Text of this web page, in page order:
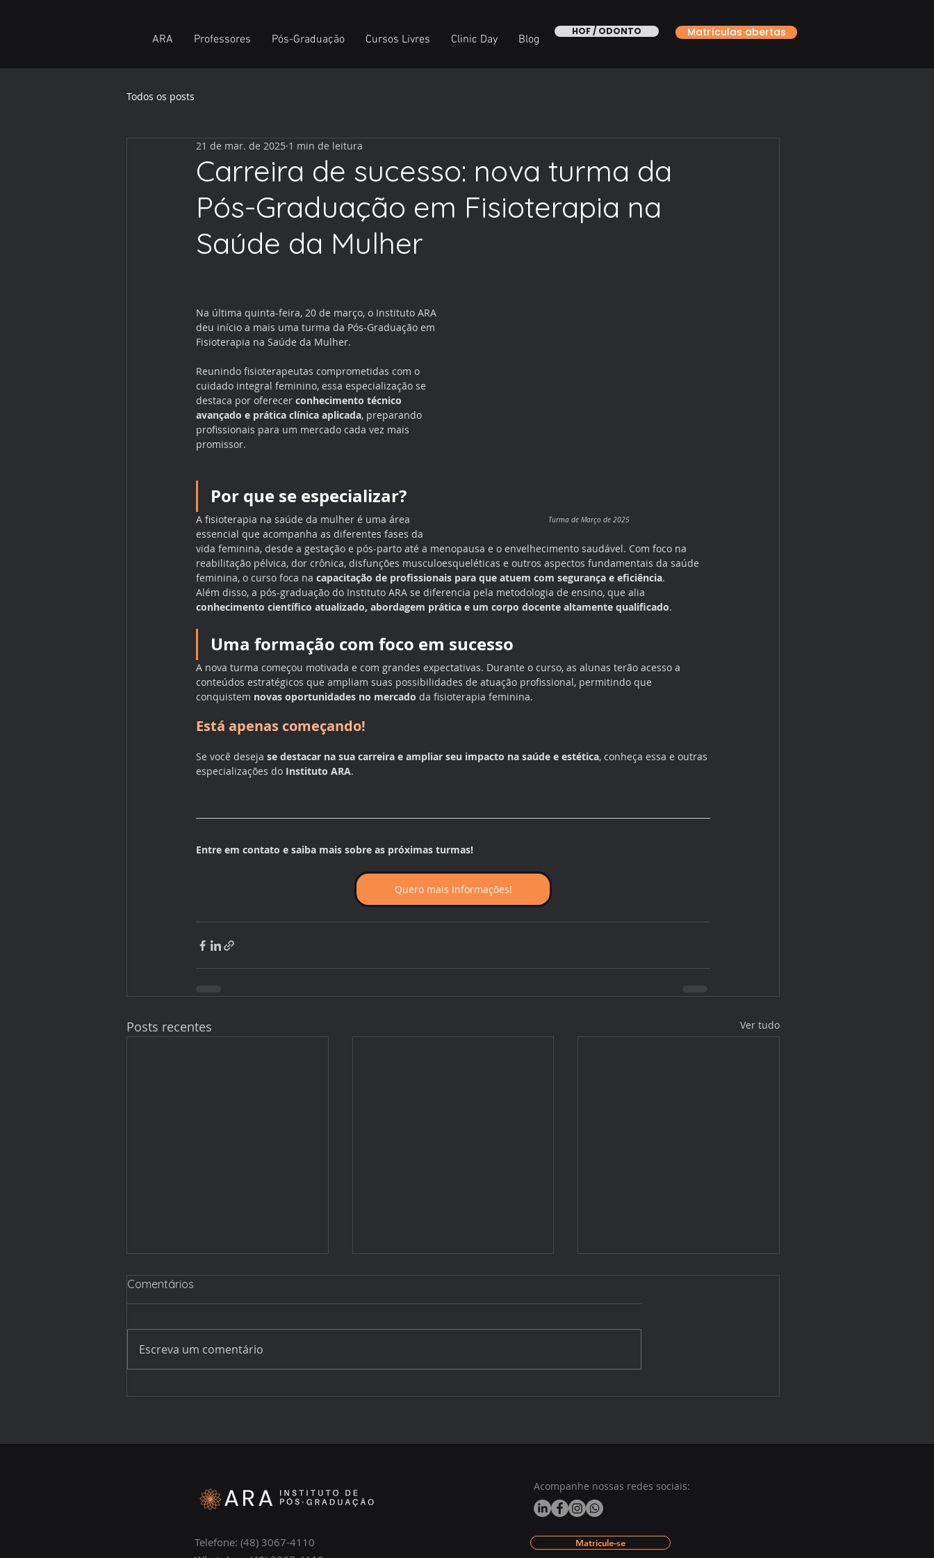
ARA Professores Pós-Graduação Cursos Livres Clinic Day Blog
HOF / ODONTO Matrículas abertas
Todos os posts
Carreira de sucesso: nova turma da
Pós-Graduação em Fisioterapia na
Saúde da Mulher
21 de mar. de 2025 1 min de leitura
Turma de Março de 2025
Na última quinta-feira, 20 de março, o Instituto ARA
deu início a mais uma turma da Pós-Graduação em
Fisioterapia na Saúde da Mulher.
Reunindo fisioterapeutas comprometidas com o
cuidado integral feminino, essa especialização se
destaca por oferecer conhecimento técnico
avançado e prática clínica aplicada, preparando
profissionais para um mercado cada vez mais
promissor.
Por que se especializar?
A fisioterapia na saúde da mulher é uma área
essencial que acompanha as diferentes fases da
vida feminina, desde a gestação e pós-parto até a menopausa e o envelhecimento saudável. Com foco na
reabilitação pélvica, dor crônica, disfunções musculoesqueléticas e outros aspectos fundamentais da saúde
feminina, o curso foca na capacitação de profissionais para que atuem com segurança e eficiência.
Além disso, a pós-graduação do Instituto ARA se diferencia pela metodologia de ensino, que alia
conhecimento científico atualizado, abordagem prática e um corpo docente altamente qualificado.
Uma formação com foco em sucesso
A nova turma começou motivada e com grandes expectativas. Durante o curso, as alunas terão acesso a
conteúdos estratégicos que ampliam suas possibilidades de atuação profissional, permitindo que
conquistem novas oportunidades no mercado da fisioterapia feminina.
Está apenas começando!
Se você deseja se destacar na sua carreira e ampliar seu impacto na saúde e estética, conheça essa e outras
especializações do Instituto ARA.
Entre em contato e saiba mais sobre as próximas turmas!
Quero mais informações!
Posts recentes Ver tudo
Comentários
Escreva um comentário
Telefone: (48) 3067-4110
Acompanhe nossas redes sociais:
Matricule-se